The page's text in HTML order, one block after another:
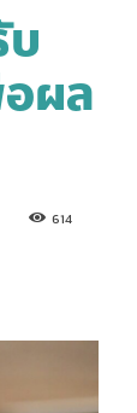
ผล
614